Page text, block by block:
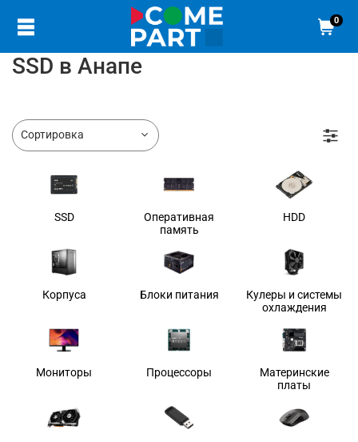
0
SSD в Анапе
SSD
Оперативная
память
HDD
Корпуса Блоки питания
Кулеры и системы
охлаждения
Мониторы Процессоры
Материнские
платы